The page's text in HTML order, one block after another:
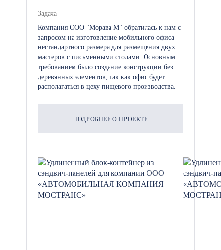
Модульные поликлиники — это
отличное решение для организации
медицинского обслуживания на
различных объектах. Они
обеспечивают высокую мобильность,
оперативность и экономичность, при
комфорта для пациентов и
медицинского персонала. Мы
гарантируем высокое качество наших
доставку и установку, а также
возможность индивидуальной
настройки под ваши специфические
требования.
Задача
Компания ООО "Морава М" обратилась к нам с
запросом на изготовление мобильного офиса
нестандартного размера для размещения двух
мастеров с письменными столами. Основным
требованием было создание конструкции без
деревянных элементов, так как офис будет
располагаться в цеху пищевого производства.
ПОДРОБНЕЕ О ПРОЕКТЕ